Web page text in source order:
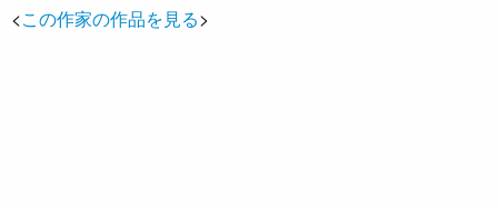
<この作家の作品を見る>